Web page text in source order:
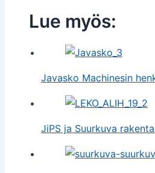
Lue myös:
Javasko Machinesin
JiPS ja Suurkuva